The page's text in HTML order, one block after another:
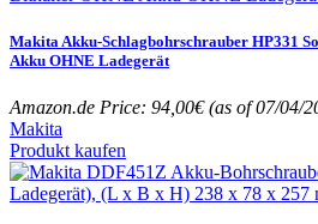
Makita Akku-Schlagbohrschrauber HP331
Akku OHNE Ladegerät
Amazon.de Price: 94,00€(as of 07/04/
Makita
Produkt kaufen